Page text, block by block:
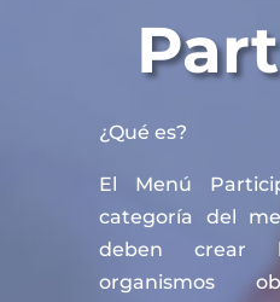
¿Qué es?
El Menú
categoría del
deben crear
organismos